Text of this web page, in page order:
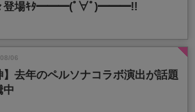
登場ｷﾀ━━━(ﾟ∀ﾟ)━━━!!
06
】去年のペルソナコラボ演出が話題
中